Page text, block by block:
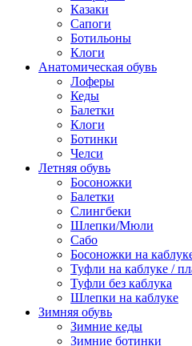
Казаки
Сапоги
Ботильоны
Клоги
Анатомическая обувь
Лоферы
Кеды
Балетки
Клоги
Ботинки
Челси
Летняя обувь
Босоножки
Балетки
Слингбеки
Шлепки/Мюли
Сабо
Босоножки на
Туфли на каблуке /
Туфли без каблука
Шлепки на каблуке
Зимняя обувь
Зимние кеды
Зимние ботинки